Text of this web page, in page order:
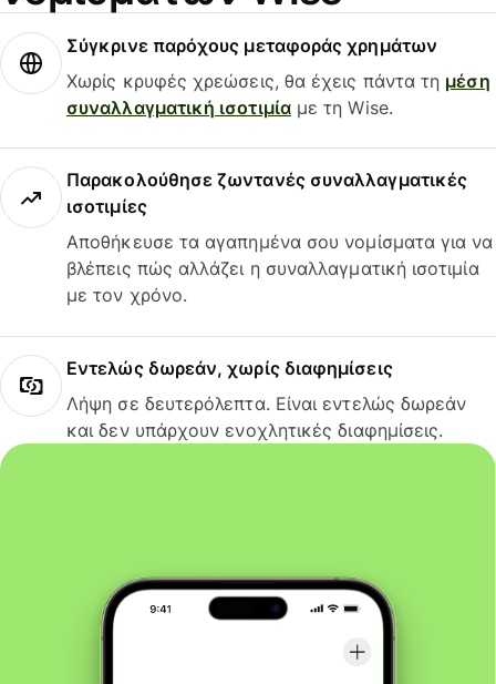
Σύγκρινε παρόχους μεταφοράς χρημάτων
Χωρίς κρυφές χρεώσεις, θα έχεις πάντα τη μέση
συναλλαγματική ισοτιμίαμε τη Wise.
Παρακολούθησε ζωντανές συναλλαγματικές
ισοτιμίες
Αποθήκευσε τα αγαπημένα σου νομίσματα για να
βλέπεις πώς αλλάζει η συναλλαγματική ισοτιμία
με τον χρόνο.
Εντελώς δωρεάν, χωρίς διαφημίσεις
Λήψη σε δευτερόλεπτα. Είναι εντελώς δωρεάν
και δεν υπάρχουν ενοχλητικές διαφημίσεις.